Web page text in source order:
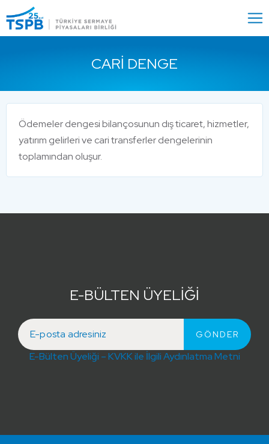
Close
CARI DENGE
Ödemeler dengesi bilançosunun dış ticaret, hizmetler,
yatırım gelirleri ve cari transferler dengelerinin
toplamından oluşur.
E-BÜLTEN ÜYELİĞİ
E-Bülten Üyeliği – KVKK ile İlgili Aydınlatma Metni